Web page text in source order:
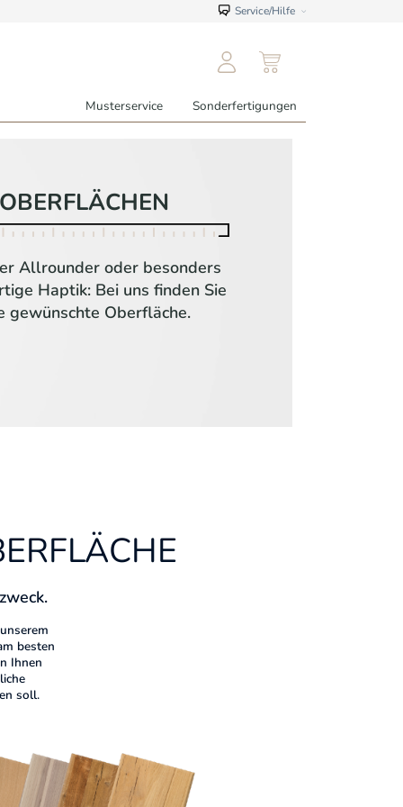
Service/Hilfe
Musterservice Sonderfertigungen
Allrounder oder besonders
Haptik: Bei uns finden Sie
gewünschte Oberfläche.
besten
Ihnen
soll.